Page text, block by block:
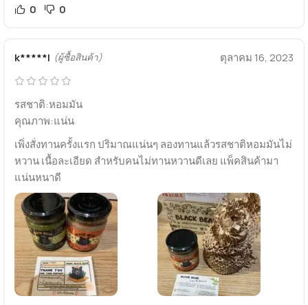
0 0
k*****l (ผู้ซื้อสินค้า) ตุลาคม 16, 2023
รสชาติ:หอมมัน
คุณภาพ:แน่น
เพิ่งสั่งทานครั้งแรก ปริมาณแน่นๆ ลองทานแล้วรสชาติหอมมันไม่
หวาน เนื้อละเอียด สำหรับคนไม่ทานหวานดีเลย แพ็คสินค้ามา
แน่นหนาดี